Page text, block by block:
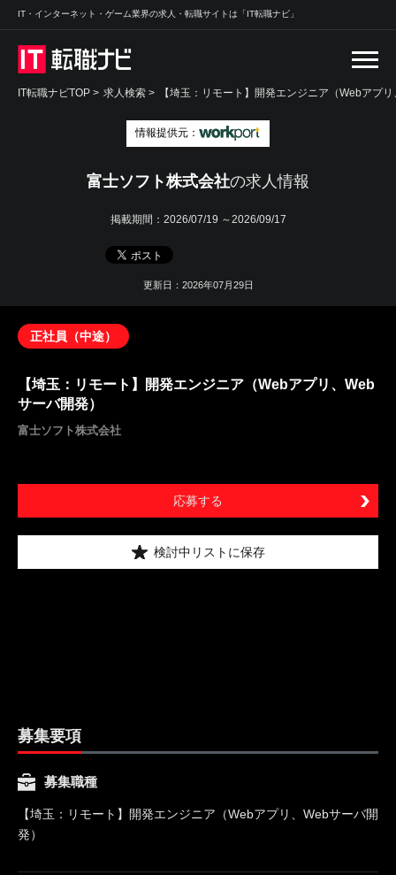
IT・インターネット・ゲーム業界の求人・転職サイトは「IT転職ナビ」
IT転職ナビTOP > 求人検索 > 【埼玉：リモート】開発エンジニア（Webアプ
情報提供元：
富士ソフト株式会社の求人情報
掲載期間： 2026/07/19 ～2026/09/17
更新日：2026年07月29日
正社員（中途）
【埼玉：リモート】開発エンジニア（Webアプリ、Web
サーバ開発）
富士ソフト株式会社
応募する
検討中リストに保存
募集要項
募集職種
【埼玉：リモート】開発エンジニア（Webアプリ、Webサーバ開
発）